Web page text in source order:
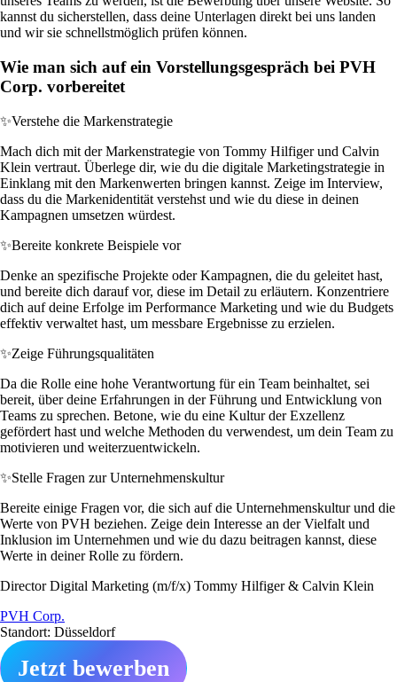
kannst du sicherstellen, dass deine Unterlagen direkt bei uns landen
und wir sie schnellstmöglich prüfen können.
Wie man sich auf ein Vorstellungsgespräch bei PVH
Corp. vorbereitet
✨Verstehe die Markenstrategie
Mach dich mit der Markenstrategie von Tommy Hilfiger und Calvin
Klein vertraut. Überlege dir, wie du die digitale Marketingstrategie in
Einklang mit den Markenwerten bringen kannst. Zeige im Interview,
dass du die Markenidentität verstehst und wie du diese in deinen
Kampagnen umsetzen würdest.
✨Bereite konkrete Beispiele vor
Denke an spezifische Projekte oder Kampagnen, die du geleitet hast,
und bereite dich darauf vor, diese im Detail zu erläutern. Konzentriere
dich auf deine Erfolge im Performance Marketing und wie du Budgets
effektiv verwaltet hast, um messbare Ergebnisse zu erzielen.
✨Zeige Führungsqualitäten
Da die Rolle eine hohe Verantwortung für ein Team beinhaltet, sei
bereit, über deine Erfahrungen in der Führung und Entwicklung von
Teams zu sprechen. Betone, wie du eine Kultur der Exzellenz
gefördert hast und welche Methoden du verwendest, um dein Team zu
motivieren und weiterzuentwickeln.
✨Stelle Fragen zur Unternehmenskultur
Bereite einige Fragen vor, die sich auf die Unternehmenskultur und die
Werte von PVH beziehen. Zeige dein Interesse an der Vielfalt und
Inklusion im Unternehmen und wie du dazu beitragen kannst, diese
Werte in deiner Rolle zu fördern.
Director Digital Marketing (m/f/x) Tommy Hilfiger & Calvin Klein
PVH Corp.
Standort: Düsseldorf
Jetzt bewerben